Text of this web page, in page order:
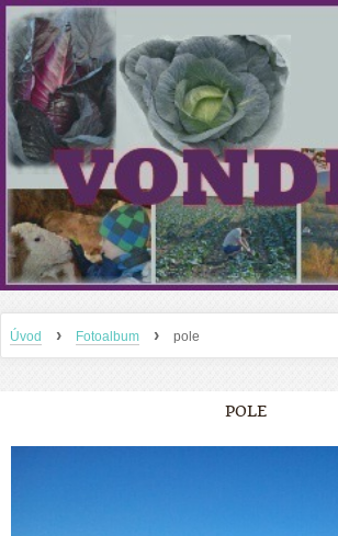
Úvod › Fotoalbum › pole
POLE